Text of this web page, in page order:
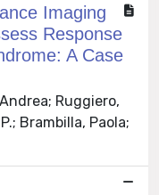
Imaging
Response
A Case
Ruggiero,
Brambilla, Paola;